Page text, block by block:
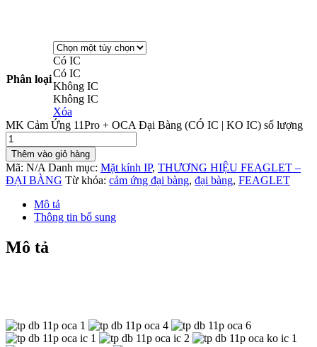
Phân loại
Có IC
Có IC
Không IC
Không IC
Xóa
MK Cảm Ứng 11Pro + OCA Đại Bàng (CÓ IC | KO IC) số lượng
Thêm vào giỏ hàng
Mã: N/A Danh mục: Mặt kính IP, THƯƠNG HIỆU FEAGLET –
ĐẠI BÀNG Từ khóa: cảm ứng đại bàng, đại bàng, FEAGLET
Mô tả
Thông tin bổ sung
Mô tả